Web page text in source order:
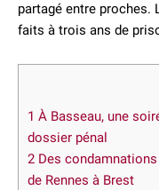
partagé entre proches.
faits à trois ans de
1 À Basseau, une
dossier pénal
2 Des
de Rennes à Brest